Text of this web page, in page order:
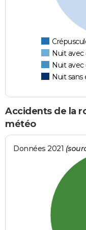
Nuit avec
Nuit avec
Nuit sans
Accidents de la
météo
Données 2021